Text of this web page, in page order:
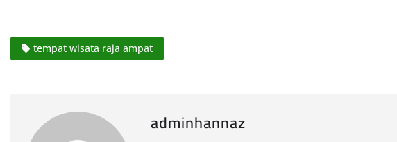
tempat wisata raja ampat
adminhannaz